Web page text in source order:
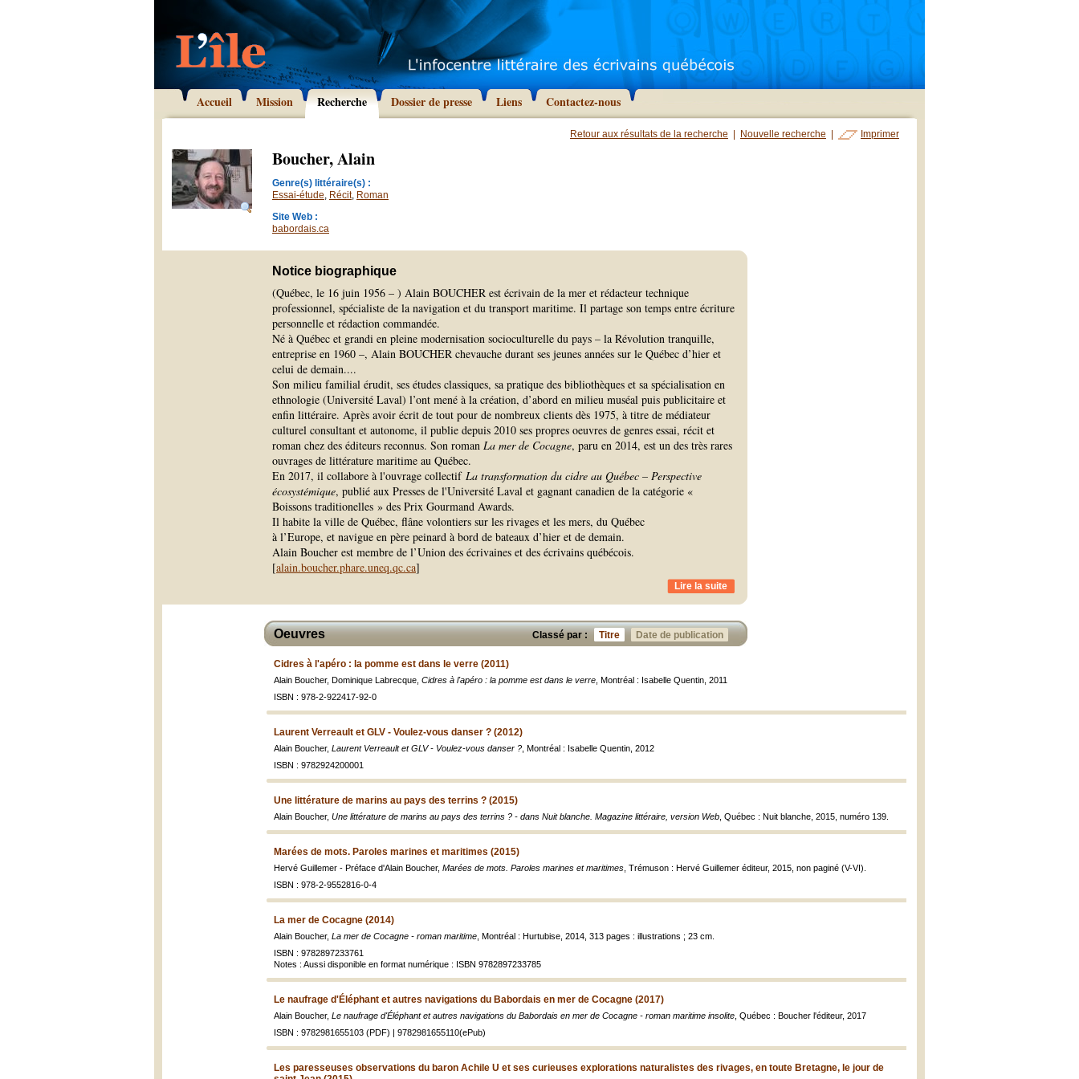
Accueil Mission Recherche Dossier de presse Liens Contactez-nous
Retour aux résultats de la recherche Nouvelle recherche Imprimer
Boucher, Alain
Genre(s) littéraire(s) :
Essai-étude, Récit, Roman
Site Web :
babordais.ca
Notice biographique
(Québec, le 16 juin 1956 – ) Alain BOUCHER est écrivain de la mer et rédacteur technique
professionnel, spécialiste de la navigation et du transport maritime. Il partage son temps entre écriture
personnelle et rédaction commandée.
Né à Québec et grandi en pleine modernisation socioculturelle du pays – la Révolution tranquille,
entreprise en 1960 –, Alain BOUCHER chevauche durant ses jeunes années sur le Québec d’hier et
celui de demain....
Son milieu familial érudit, ses études classiques, sa pratique des bibliothèques et sa spécialisation en
ethnologie (Université Laval) l’ont mené à la création, d’abord en milieu muséal puis publicitaire et
enfin littéraire. Après avoir écrit de tout pour de nombreux clients dès 1975, à titre de médiateur
culturel consultant et autonome, il publie depuis 2010 ses propres oeuvres de genres essai, récit et
roman chez des éditeurs reconnus. Son roman La mer de Cocagne, paru en 2014, est un des très rares
ouvrages de littérature maritime au Québec.
En 2017, il collabore à l'ouvrage collectif La transformation du cidre au Québec – Perspective
écosystémique, publié aux Presses de l'Université Laval et gagnant canadien de la catégorie «
Boissons traditionelles » des Prix Gourmand Awards.
Il habite la ville de Québec, flâne volontiers sur les rivages et les mers, du Québec
à l’Europe, et navigue en père peinard à bord de bateaux d’hier et de demain.
Alain Boucher est membre de l’Union des écrivaines et des écrivains québécois.
[alain.boucher.phare.uneq.qc.ca]
Lire la suite
Classé par : Titre Date de publication
Oeuvres
Cidres à l'apéro : la pomme est dans le verre (2011)
Alain Boucher, Dominique Labrecque, Cidres à l'apéro : la pomme est dans le verre , Montréal : Isabelle Quentin, 2011
ISBN : 978-2-922417-92-0
Laurent Verreault et GLV - Voulez-vous danser ? (2012)
Alain Boucher, Laurent Verreault et GLV - Voulez-vous danser ? , Montréal : Isabelle Quentin, 2012
ISBN : 9782924200001
Une littérature de marins au pays des terrins ? (2015)
Alain Boucher, Une littérature de marins au pays des terrins ? - dans Nuit blanche. Magazine littéraire, version Web , Québec : Nuit blanche, 2015, numéro 139.
Marées de mots. Paroles marines et maritimes (2015)
Hervé Guillemer - Préface d'Alain Boucher, Marées de mots. Paroles marines et maritimes , Trémuson : Hervé Guillemer éditeur, 2015, non paginé (V-VI).
ISBN : 978-2-9552816-0-4
La mer de Cocagne (2014)
Alain Boucher, La mer de Cocagne - roman maritime , Montréal : Hurtubise, 2014, 313 pages : illustrations ; 23 cm.
ISBN : 9782897233761
Notes : Aussi disponible en format numérique : ISBN 9782897233785
Le naufrage d'Éléphant et autres navigations du Babordais en mer de Cocagne (2017)
Alain Boucher, Le naufrage d'Éléphant et autres navigations du Babordais en mer de Cocagne - roman maritime insolite , Québec : Boucher l'éditeur, 2017
ISBN : 9782981655103 (PDF) | 9782981655110(ePub)
Les paresseuses observations du baron Achile U et ses curieuses explorations naturalistes des rivages, en toute Bretagne, le jour de